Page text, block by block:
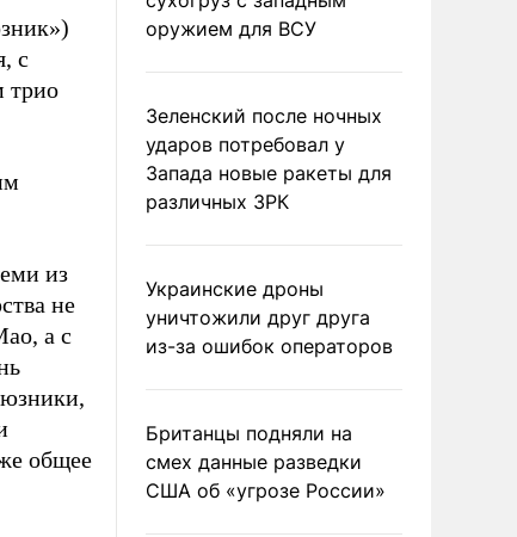
с
трио
из
не
а с
общее
оружием для ВСУ
Зеленский после ночных
ударов потребовал у
Запада новые ракеты для
различных ЗРК
Украинские дроны
уничтожили друг друга
из-за ошибок операторов
Британцы подняли на
смех данные разведки
США об «угрозе России»